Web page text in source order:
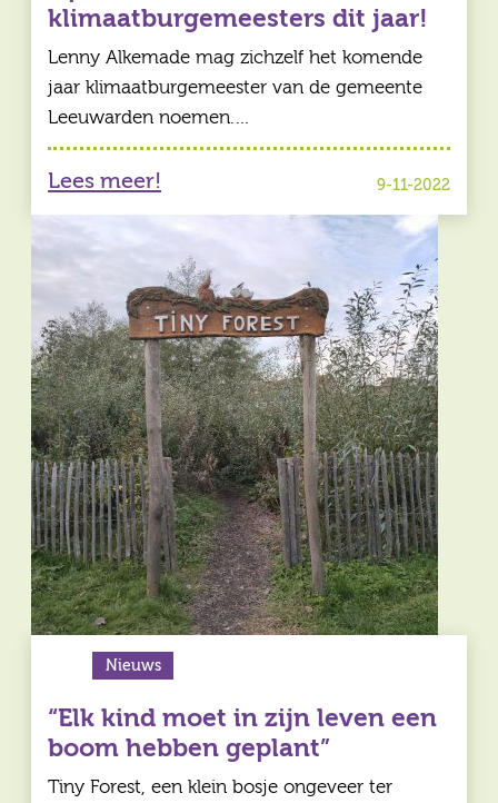
klimaatburgemeesters dit jaar!
Lenny Alkemade mag zichzelf het komende
jaar klimaatburgemeester van de gemeente
Leeuwarden noemen.…
Lees meer! 9-11-2022
Nieuws
“Elk kind moet in zijn leven een
boom hebben geplant”
Tiny Forest, een klein bosje ongeveer ter